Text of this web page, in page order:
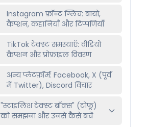
Instagram फ़ॉन्ट ग्लिच: बायो,
कैप्शन, कहानियाँ और टिप्पणियाँ
TikTok टेक्स्ट समस्याएँ: वीडियो
कैप्शन और प्रोफ़ाइल विवरण
अन्य प्लेटफ़ॉर्म: Facebook, X (पूर्व
में Twitter), Discord विचार
"स्टाइलिश टेक्स्ट बॉक्स" (टोफू)
को समझना और उनसे कैसे बचें